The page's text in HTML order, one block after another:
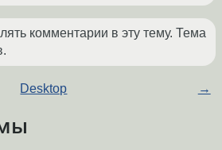
комментарии в эту тему. Тема
Desktop →